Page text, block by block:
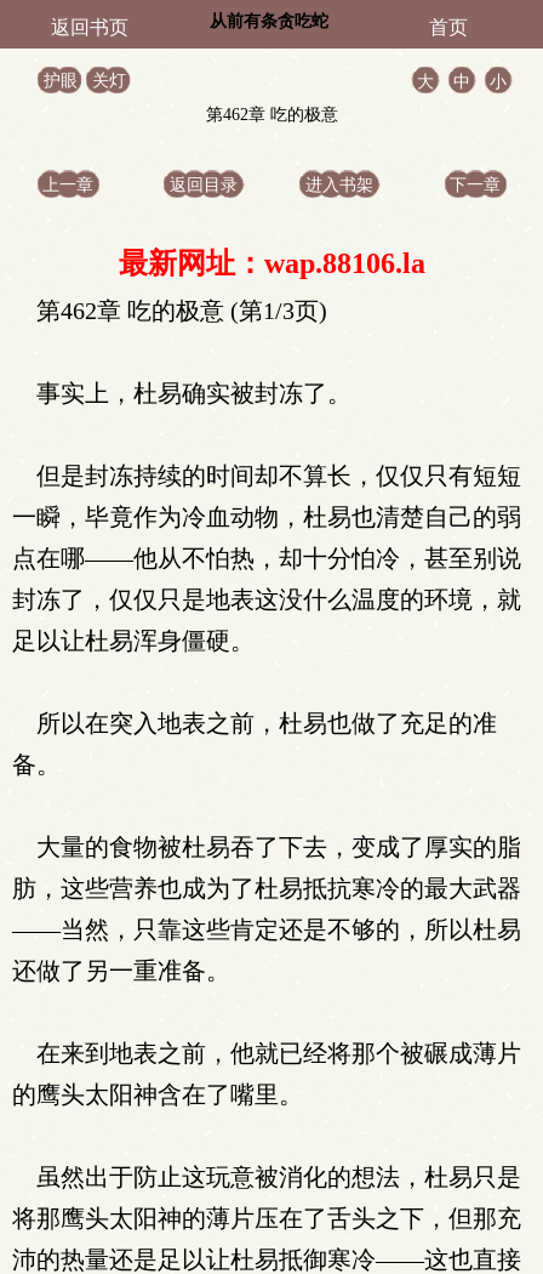
返回书页 从前有条贪吃蛇 首页
护眼 关灯 大 中
小
第462章 吃的极意
上一章 返回目录 进入书架 下一章
最新网址：wap.88106.la
第462章 吃的极意 (第1/3页)
事实上，杜易确实被封冻了。
但是封冻持续的时间却不算长，仅仅只有短短
一瞬，毕竟作为冷血动物，杜易也清楚自己的弱
点在哪——他从不怕热，却十分怕冷，甚至别说
封冻了，仅仅只是地表这没什么温度的环境，就
足以让杜易浑身僵硬。
所以在突入地表之前，杜易也做了充足的准
备。
大量的食物被杜易吞了下去，变成了厚实的脂
肪，这些营养也成为了杜易抵抗寒冷的最大武器
——当然，只靠这些肯定还是不够的，所以杜易
还做了另一重准备。
在来到地表之前，他就已经将那个被碾成薄片
的鹰头太阳神含在了嘴里。
虽然出于防止这玩意被消化的想法，杜易只是
将那鹰头太阳神的薄片压在了舌头之下，但那充
沛的热量还是足以让杜易抵御寒冷——这也直接